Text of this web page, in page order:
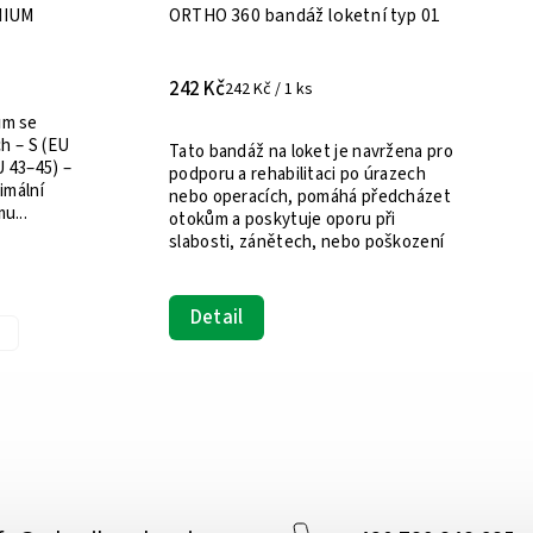
360 bandáž loketní typ 01
na loket je navržena pro
a rehabilitaci po úrazech
pomáhá předcházet
a poskytuje oporu při
zánětech, nebo poškození
Ergonomická
na kotník poskytuje
komprese, která pomáhá
a otok při plantární
Achillovy šlachy a dalších...